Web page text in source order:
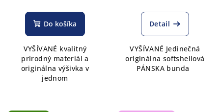
Do košíka
VYŠÍVANÉ kvalitný
prírodný materiál a
originálna výšivka v
jednom
Detail
VYŠÍVANÉ Jedinečná
originálna softshellová
PÁNSKA bunda